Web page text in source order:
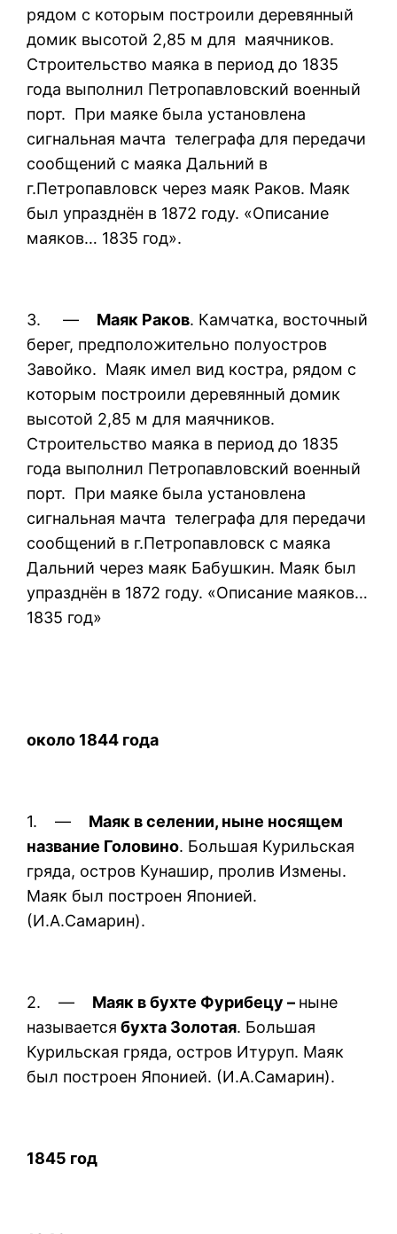
рядом с которым построили деревянный
домик высотой 2,85 м для маячников.
Строительство маяка в период до 1835
года выполнил Петропавловский военный
порт. При маяке была установлена
сигнальная мачта телеграфа для передачи
сообщений с маяка Дальний в
г.Петропавловск через маяк Раков. Маяк
был упразднён в 1872 году. «Описание
маяков… 1835 год».
3. — Маяк Раков. Камчатка, восточный
берег, предположительно полуостров
Завойко. Маяк имел вид костра, рядом с
которым построили деревянный домик
высотой 2,85 м для маячников.
Строительство маяка в период до 1835
года выполнил Петропавловский военный
порт. При маяке была установлена
сигнальная мачта телеграфа для передачи
сообщений в г.Петропавловск с маяка
Дальний через маяк Бабушкин. Маяк был
упразднён в 1872 году. «Описание маяков…
1835 год»
около 1844 года
1. — Маяк в селении, ныне носящем
название Головино. Большая Курильская
гряда, остров Кунашир, пролив Измены.
Маяк был построен Японией.
(И.А.Самарин).
2. — Маяк в бухте Фурибецу – ныне
называется бухта Золотая. Большая
Курильская гряда, остров Итуруп. Маяк
был построен Японией. (И.А.Самарин).
1845 год